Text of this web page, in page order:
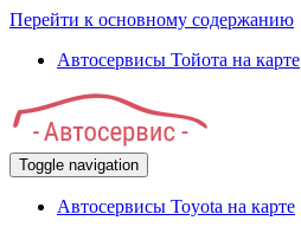
Перейти к основному содержанию
Автосервисы Тойота на карте
Toggle navigation
Автосервисы Toyota на карте